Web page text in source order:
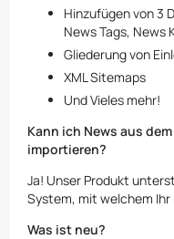
Hinzufügen von 3
News Tags, News
Gliederung von
XML Sitemaps
Und Vieles mehr!
Kann ich News aus
importieren?
Ja! Unser Produkt
System, mit welchem Ihr
Was ist neu?